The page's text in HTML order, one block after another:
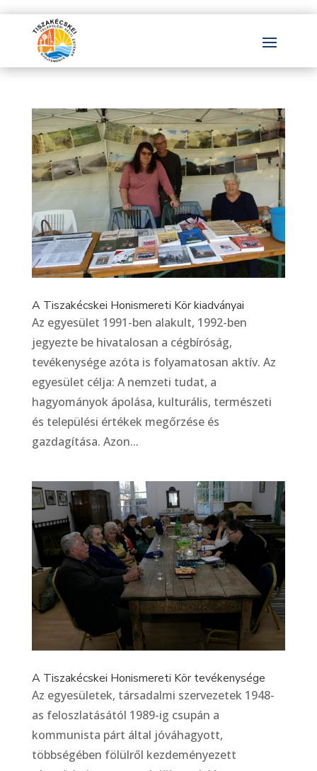
A Tiszakécskei Honismereti Kör kiadványai
Az egyesület 1991-ben alakult, 1992-ben
jegyezte be hivatalosan a cégbíróság,
tevékenysége azóta is folyamatosan aktív. Az
egyesület célja: A nemzeti tudat, a
hagyományok ápolása, kulturális, természeti
és települési értékek megőrzése és
gazdagítása. Azon...
A Tiszakécskei Honismereti Kör tevékenysége
Az egyesületek, társadalmi szervezetek 1948-
as feloszlatásától 1989-ig csupán a
kommunista párt által jóváhagyott,
többségében fölülről kezdeményezett